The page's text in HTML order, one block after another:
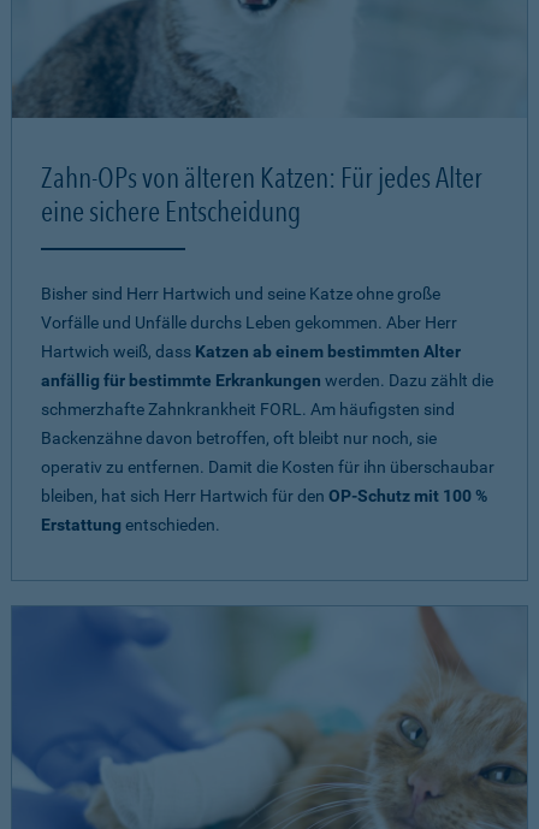
Zahn-OPs von älteren Katzen: Für jedes Alter
eine sichere Entscheidung
Bisher sind Herr Hartwich und seine Katze ohne große
Vorfälle und Unfälle durchs Leben gekommen. Aber Herr
Hartwich weiß, dass Katzen ab einem bestimmten Alter
anfällig für bestimmte Erkrankungen werden. Dazu zählt die
schmerzhafte Zahnkrankheit FORL. Am häufigsten sind
Backenzähne davon betroffen, oft bleibt nur noch, sie
operativ zu entfernen. Damit die Kosten für ihn überschaubar
bleiben, hat sich Herr Hartwich für den OP-Schutz mit 100 %
Erstattung entschieden.